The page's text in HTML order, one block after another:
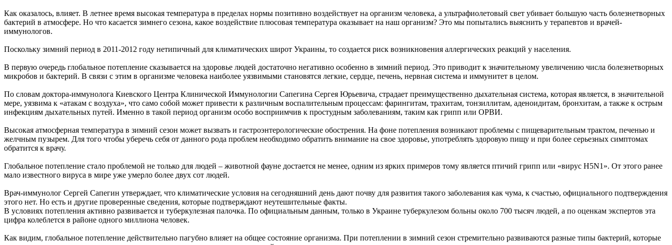
Как оказалось, влияет. В летнее время высокая температура в пределах нормы позитивно воздействует на организм человека, а ультрафиолетовый свет убивает большую часть болезнетворных
бактерий в атмосфере. Но что касается зимнего сезона, какое воздействие плюсовая температура оказывает на наш организм? Это мы попытались выяснить у терапевтов и врачей-
иммунологов.
Поскольку зимний период в 2011-2012 году нетипичный для климатических широт Украины, то создается риск возникновения аллергических реакций у населения.
В первую очередь глобальное потепление сказывается на здоровье людей достаточно негативно особенно в зимний период. Это приводит к значительному увеличению числа болезнетворных
микробов и бактерий. В связи с этим в организме человека наиболее уязвимыми становятся легкие, сердце, печень, нервная система и иммунитет в целом.
По словам доктора-иммунолога Киевского Центра Клинической Иммунологии Сапегина Сергея Юрьевича, страдает преимущественно дыхательная система, которая является, в значительной
мере, уязвима к «атакам с воздуха», что само собой может привести к различным воспалительным процессам: фарингитам, трахитам, тонзиллитам, аденоидитам, бронхитам, а также к острым
инфекциям дыхательных путей. Именно в такой период организм особо восприимчив к простудным заболеваниям, таким как грипп или ОРВИ.
Высокая атмосферная температура в зимний сезон может вызвать и гастроэнтерологические обострения. На фоне потепления возникают проблемы с пищеварительным трактом, печенью и
желчным пузырем. Для того чтобы уберечь себя от данного рода проблем необходимо обратить внимание на свое здоровье, употреблять здоровую пищу и при более серьезных симптомах
обратится к врачу.
Глобальное потепление стало проблемой не только для людей – животной фауне достается не менее, одним из ярких примеров тому является птичий грипп или «вирус H5N1». От этого ранее
мало известного вируса в мире уже умерло более двух сот людей.
Врач-иммунолог Сергей Сапегин утверждает, что климатические условия на сегодняшний день дают почву для развития такого заболевания как чума, к счастью, официального подтверждения
этого нет. Но есть и другие проверенные сведения, которые подтверждают неутешительные факты.
В условиях потепления активно развивается и туберкулезная палочка. По официальным данным, только в Украине туберкулезом больны около 700 тысяч людей, а по оценкам экспертов эта
цифра колеблется в районе одного миллиона человек.
Как видим, глобальное потепление действительно пагубно влияет на общее состояние организма. При потеплении в зимний сезон стремительно развиваются разные типы бактерий, которые